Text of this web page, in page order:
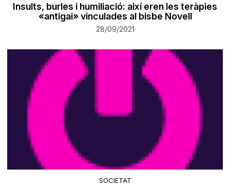
Insults, burles i humiliació: així eren les teràpies
«antigai» vinculades al bisbe Novell
28/09/2021
SOCIETAT